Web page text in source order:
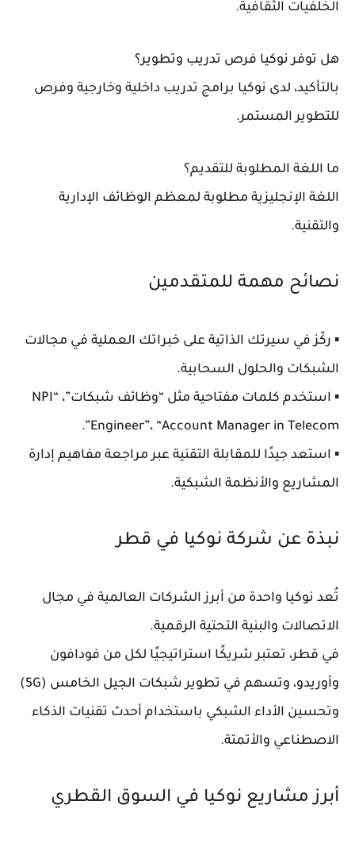
الخلفيات الثقافية.
هل توفر نوكيا فرص تدريب وتطوير؟
بالتأكيد، لدى نوكيا برامج تدريب داخلية وخارجية وفرص
للتطوير المستمر.
ما اللغة المطلوبة للتقديم؟
اللغة الإنجليزية مطلوبة لمعظم الوظائف الإدارية
والتقنية.
نصائح مهمة للمتقدمين
▪️ ركّز في سيرتك الذاتية على خبراتك العملية في مجالات
الشبكات والحلول السحابية.
▪️ استخدم كلمات مفتاحية مثل “وظائف شبكات”، “NPI
Engineer”، “Account Manager in Telecom”.
▪️ استعد جيدًا للمقابلة التقنية عبر مراجعة مفاهيم إدارة
المشاريع والأنظمة الشبكية.
نبذة عن شركة نوكيا في قطر
تُعد نوكيا واحدة من أبرز الشركات العالمية في مجال
الاتصالات والبنية التحتية الرقمية.
في قطر، تعتبر شريكًا استراتيجيًا لكل من فودافون
وأوريدو، وتسهم في تطويرشبكات الجيل الخامس (5G)
وتحسين الأداء الشبكي باستخدام أحدث تقنيات الذكاء
الاصطناعي والأتمتة.
أبرز مشاريع نوكيا في السوق القطري